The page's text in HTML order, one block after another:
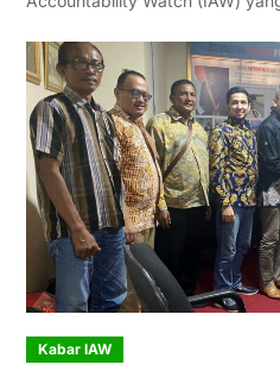
Kabar IAW